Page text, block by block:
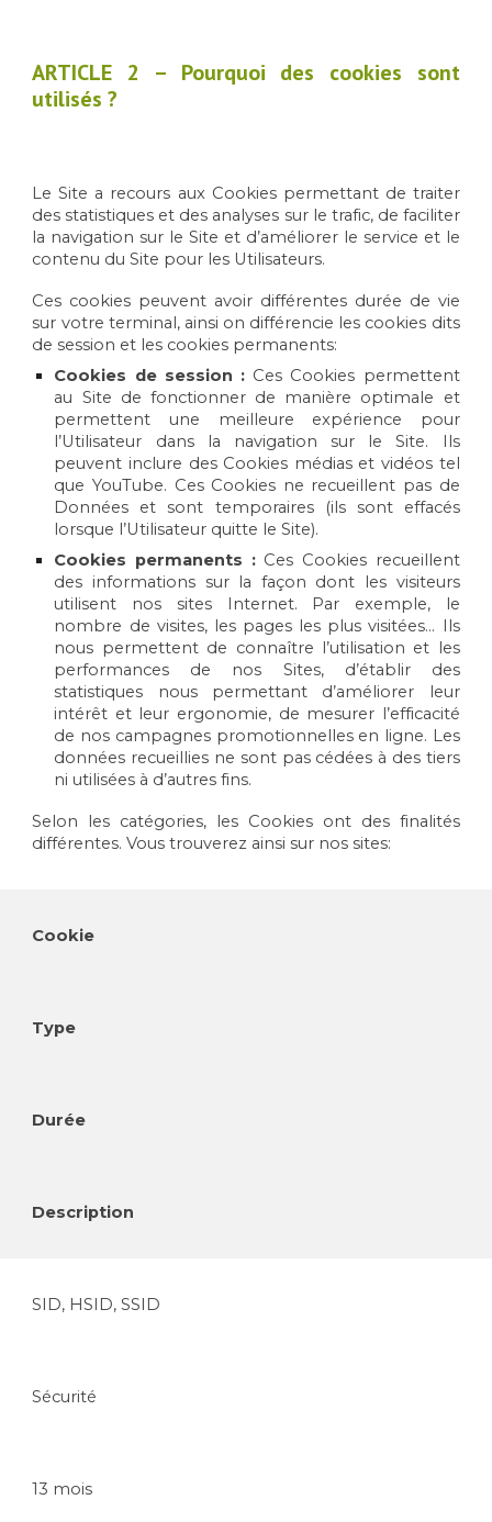
ARTICLE 2 – Pourquoi des cookies sont
utilisés ?
Le Site a recours aux Cookies permettant de traiter
des statistiques et des analyses sur le trafic, de faciliter
la navigation sur le Site et d’améliorer le service et le
contenu du Site pour les Utilisateurs.
Ces cookies peuvent avoir différentes durée de vie
sur votre terminal, ainsi on différencie les cookies dits
de session et les cookies permanents:
Cookies de session : Ces Cookies permettent
au Site de fonctionner de manière optimale et
permettent une meilleure expérience pour
l’Utilisateur dans la navigation sur le Site. Ils
peuvent inclure des Cookies médias et vidéos tel
que YouTube. Ces Cookies ne recueillent pas de
Données et sont temporaires (ils sont effacés
lorsque l’Utilisateur quitte le Site).
Cookies permanents :Ces Cookies recueillent
des informations sur la façon dont les visiteurs
utilisent nos sites Internet. Par exemple, le
nombre de visites, les pages les plus visitées… Ils
nous permettent de connaître l’utilisation et les
performances de nos Sites, d’établir des
statistiques nous permettant d’améliorer leur
intérêt et leur ergonomie, de mesurer l’efficacité
de nos campagnes promotionnelles en ligne. Les
données recueillies ne sont pas cédées à des tiers
ni utilisées à d’autres fins.
Selon les catégories, les Cookies ont des finalités
différentes. Vous trouverez ainsi sur nos sites:
Cookie
Type
Durée
Description
SID, HSID, SSID
Sécurité
13 mois